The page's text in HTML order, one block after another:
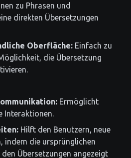
zu Phrasen und
direkten Übersetzungen
Oberfläche: Einfach zu
die Übersetzung
Ermöglicht
Interaktionen.
Hilft den Benutzern, neue
indem die ursprünglichen
Übersetzungen angezeigt